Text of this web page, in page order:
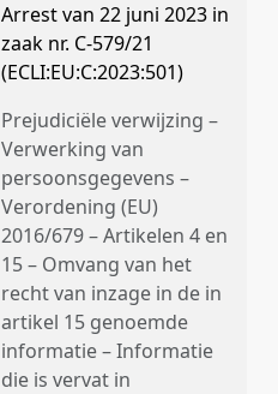
Arrest van 22 juni 2023 in
zaak nr. C-579/21
(ECLI:EU:C:2023:501)
Prejudiciële verwijzing –
Verwerking van
persoonsgegevens –
Verordening (EU)
2016/679 – Artikelen 4 en
15 – Omvang van het
recht van inzage in de in
artikel 15 genoemde
informatie – Informatie
die is vervat in